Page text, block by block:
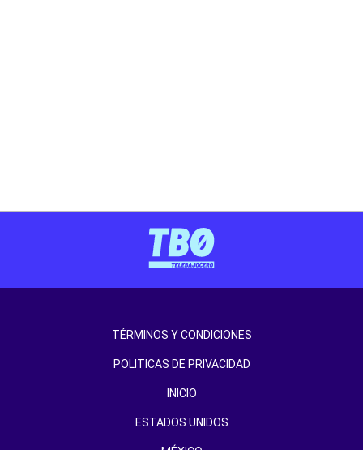
TÉRMINOS Y CONDICIONES
POLITICAS DE PRIVACIDAD
INICIO
ESTADOS UNIDOS